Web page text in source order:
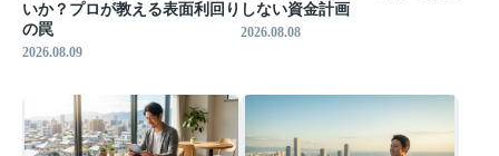
いか？プロが教える表面利回り
の罠
2026.08.09
しない資金計画
2026.08.08